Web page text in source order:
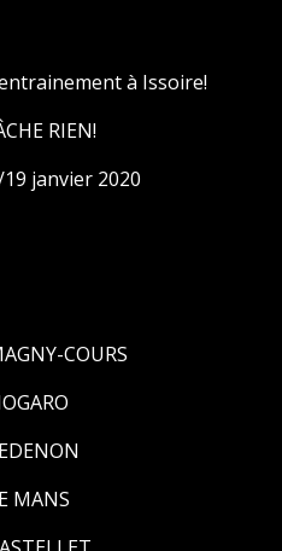
à Issoire!
RIEN!
janvier 2020
COURS
MANS